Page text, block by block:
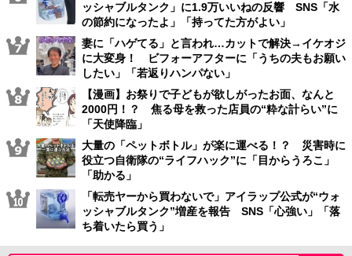
ッシャブルタンク」に1.9万いいねの反響 SNS「水
の節約になったよ」「持ってた方がよい」
妻に「ハゲてる」と言われ…カットで解決→イケオジ
に大変身！ ビフォーアフターに「うちの夫もお願い
したい」「若返りハンパない」
【漫画】お祭りで子どもが欲しがったお面、なんと
2000円！？ 焦る母を救った店員の“粋な計らい”に
「天使降臨」
大量の「ペットボトル」が楽に運べる！？ 災害時に
役立つ自衛隊の“ライフハック”に「目からうろこ」
「助かる」
「転売ヤーから買わないで」アイラップ公式が“ウォ
ッシャブルタンク”増産を報告 SNS「心強い」「落
ち着いたら買う」